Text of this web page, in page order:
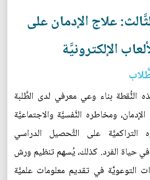
علاج الإدمان على
الإلكترونيَّة
النُّقطة بناء وعي معرفي لدى الطَّلبة
ومخاطره النَّفسيَّة والاجتماعيَّة
التراكميَّة على التَّحصيل الدراسي
في حياة الفرد. كذلك، يُسهم تنظيم ورش
التوعويَّة في تقديم معلومات علميَّة